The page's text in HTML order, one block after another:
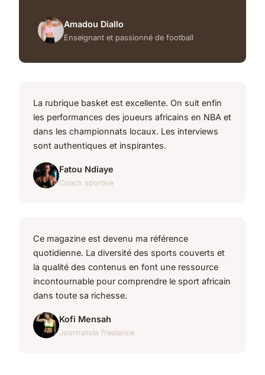
Amadou Diallo
Enseignant et passionné de football
La rubrique basket est excellente. On suit enfin
les performances des joueurs africains en NBA et
dans les championnats locaux. Les interviews
sont authentiques et inspirantes.
Fatou Ndiaye
Coach sportive
Ce magazine est devenu ma référence
quotidienne. La diversité des sports couverts et
la qualité des contenus en font une ressource
incontournable pour comprendre le sport africain
dans toute sa richesse.
Kofi Mensah
Journaliste freelance